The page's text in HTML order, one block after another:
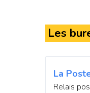
Les
La
Relais